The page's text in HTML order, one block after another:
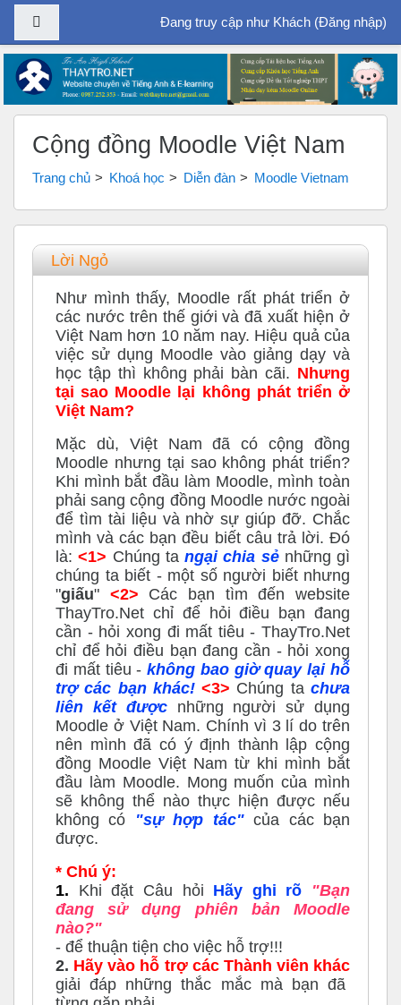
Chuyển tới nội dung chính
Bảng điều khiển cạnhĐang truy cập như Khách (Đăng nhập)
Cộng đồng Moodle Việt Nam
Trang chủ Khoá học Diễn đàn Moodle Vietnam
Tổng quan các chủ đề
Lời Ngỏ
Như mình thấy, Moodle rất phát triển ở
các nước trên thế giới và đã xuất hiện ở
Việt Nam hơn 10 năm nay. Hiệu quả của
việc sử dụng Moodle vào giảng dạy và
học tập thì không phải bàn cãi. Nhưng
tại sao Moodle lại không phát triển ở
Việt Nam?
Mặc dù, Việt Nam đã có cộng đồng
Moodle nhưng tại sao không phát triển?
Khi mình bắt đầu làm Moodle, mình toàn
phải sang cộng đồng Moodle nước ngoài
để tìm tài liệu và nhờ sự giúp đỡ. Chắc
mình và các bạn đều biết câu trả lời. Đó
là:<1> Chúng ta ngại chia sẻnhững gì
chúng ta biết - một số người biết nhưng
"giấu" <2> Các bạn tìm đến website
ThayTro.Net chỉ để hỏi điều bạn đang
cần - hỏi xong đi mất tiêu - ThayTro.Net
chỉ để hỏi điều bạn đang cần - hỏi xong
đi mất tiêu -không bao giờ quay lại hỗ
trợ các bạn khác! <3> Chúng tachưa
liên kết đượcnhững người sử dụng
Moodle ở Việt Nam. Chính vì 3 lí do trên
nên mình đã có ý định thành lập cộng
đồng Moodle Việt Nam từ khi mình bắt
đầu làm Moodle. Mong muốn của mình
sẽ không thể nào thực hiện được nếu
không có
"sự hợp tác"của các bạn
được.
* Chú ý:
1. Khi đặt Câu hỏi Hãy ghi rõ
"Bạn
đang sử dụng phiên bản Moodle
nào?"
- để thuận tiện cho việc hỗ trợ!!!
2. Hãy vào hỗ trợ các Thành viên khác
giải đáp những thắc mắc mà bạn đã